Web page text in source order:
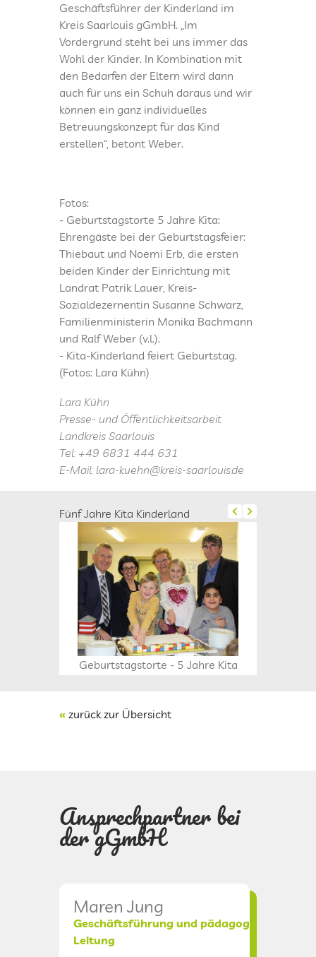
Geschäftsführer der Kinderland im
Kreis Saarlouis gGmbH. „Im
Vordergrund steht bei uns immer das
Wohl der Kinder. In Kombination mit
den Bedarfen der Eltern wird dann
auch für uns ein Schuh daraus und wir
können ein ganz individuelles
Betreuungskonzept für das Kind
erstellen“, betont Weber.
Fotos:
- Geburtstagstorte 5 Jahre Kita:
Ehrengäste bei der Geburtstagsfeier:
Thiebaut und Noemi Erb, die ersten
beiden Kinder der Einrichtung mit
Landrat Patrik Lauer, Kreis-
Sozialdezernentin Susanne Schwarz,
Familienministerin Monika Bachmann
und Ralf Weber (v.l.).
- Kita-Kinderland feiert Geburtstag.
(Fotos: Lara Kühn)
Lara Kühn
Presse- und Öffentlichkeitsarbeit
Landkreis Saarlouis
Tel: +49 6831 444 631
E-Mail: lara-kuehn@kreis-saarlouis.de
Fünf Jahre Kita Kinderland
Geburtstagstorte - 5 Jahre Kita
« zurück zur Übersicht
Ansprechpartner bei
der gGmbH
Maren Jung
Geschäftsführung und pädagogische
Leitung